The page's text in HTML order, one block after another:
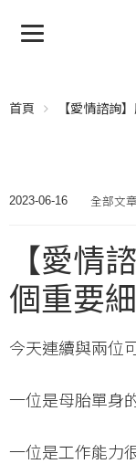
首頁 【愛情諮詢
2023-06-16 全部文章
【愛情
個重要
今天連續與兩位
一位是母胎單身
一位是工作能力